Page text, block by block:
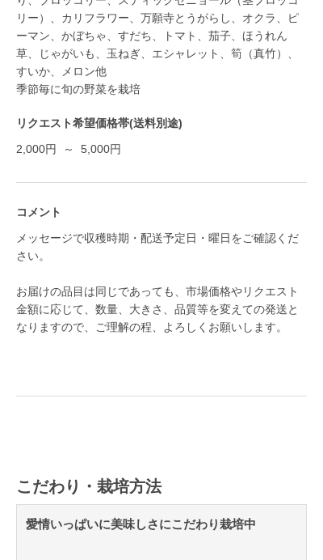
リー）、カリフラワー、万願寺とうがらし、オクラ、ピ
ーマン、かぼちゃ、すだち、トマト、茄子、ほうれん
草、じゃがいも、玉ねぎ、エシャレット、筍（真竹）、
すいか、メロン他
季節毎に旬の野菜を栽培
リクエスト希望価格帯(送料別途)
2,000円 ～ 5,000円
コメント
メッセージで収穫時期・配送予定日・曜日をご確認くだ
さい。
お届けの品目は同じであっても、市場価格やリクエスト
金額に応じて、数量、大きさ、品質等を変えての発送と
なりますので、ご理解の程、よろしくお願いします。
こだわり・栽培方法
愛情いっぱいに美味しさにこだわり栽培中